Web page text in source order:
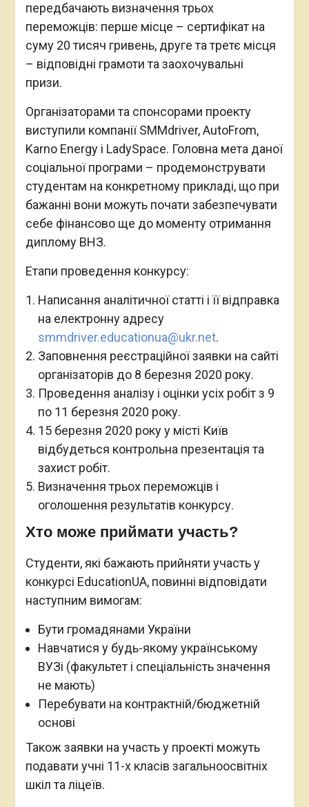
передбачають визначення трьох
переможців: перше місце – сертифікат на
суму 20 тисяч гривень, друге та третє місця
– відповідні грамоти та заохочувальні
призи.
Організаторами та спонсорами проекту
виступили компанії SMMdriver, AutoFrom,
Karno Energy і LadySpace. Головна мета даної
соціальної програми – продемонструвати
студентам на конкретному прикладі, що при
бажанні вони можуть почати забезпечувати
себе фінансово ще до моменту отримання
диплому ВНЗ.
Етапи проведення конкурсу:
Написання аналітичної статті і її відправка
на електронну адресу
smmdriver.educationua@ukr.net.
Заповнення реєстраційної заявки на сайті
організаторів до 8 березня 2020 року.
Проведення аналізу і оцінки усіх робіт з 9
по 11 березня 2020 року.
15 березня 2020 року у місті Київ
відбудеться контрольна презентація та
захист робіт.
Визначення трьох переможців і
оголошення результатів конкурсу.
Хто може приймати участь?
Студенти, які бажають прийняти участь у
конкурсі EducationUA, повинні відповідати
наступним вимогам:
Бути громадянами України
Навчатися у будь-якому українському
ВУЗі (факультет і спеціальність значення
не мають)
Перебувати на контрактній/бюджетній
основі
Також заявки на участь у проекті можуть
подавати учні 11-х класів загальноосвітніх
шкіл та ліцеїв.